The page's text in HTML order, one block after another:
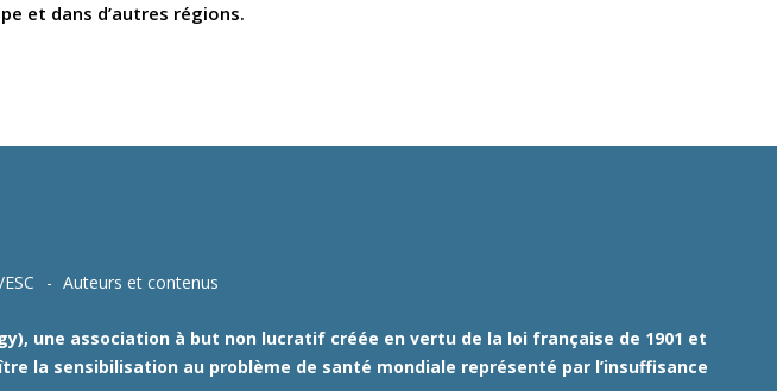
et dans d’autres régions.
Auteurs et contenus
une association à but non lucratif créée en vertu de la loi française de 1901 et
la sensibilisation au problème de santé mondiale représenté par l’insuffisance